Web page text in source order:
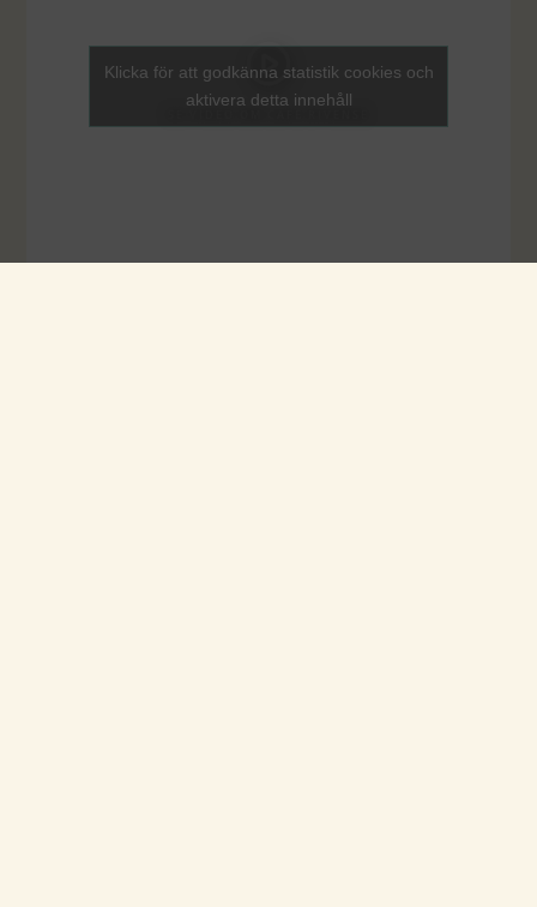
Klicka för att godkänna statistik cookies och
aktivera detta innehåll